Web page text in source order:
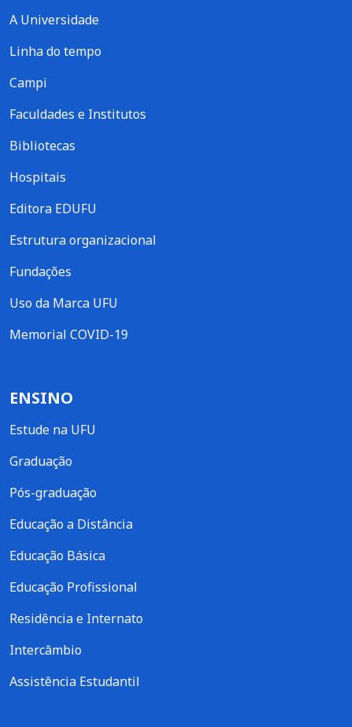
A Universidade
Linha do tempo
Campi
Faculdades e Institutos
Bibliotecas
Hospitais
Editora EDUFU
Estrutura organizacional
Fundações
Uso da Marca UFU
Memorial COVID-19
ENSINO
Estude na UFU
Graduação
Pós-graduação
Educação a Distância
Educação Básica
Educação Profissional
Residência e Internato
Intercâmbio
Assistência Estudantil